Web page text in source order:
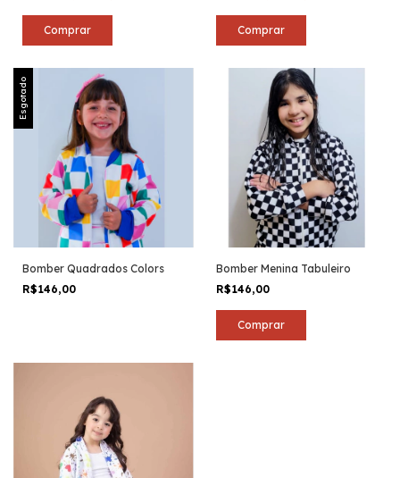
Comprar Comprar
Esgotado
Bomber Quadrados Colors
R$146,00
Bomber Menina Tabuleiro
R$146,00
Comprar